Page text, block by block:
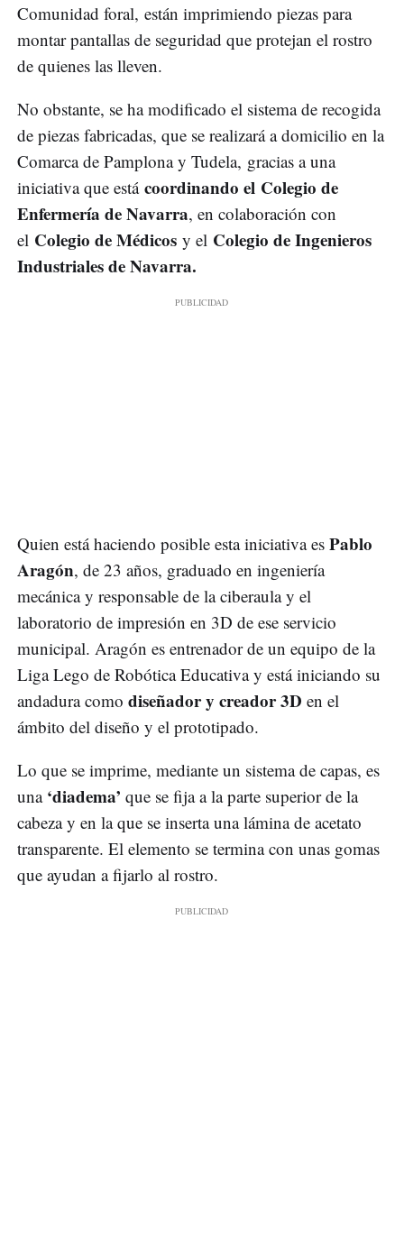
Comunidad foral, están imprimiendo piezas para
montar pantallas de seguridad que protejan el rostro
de quienes las lleven.
No obstante, se ha modificado el sistema de recogida
de piezas fabricadas, que se realizará a domicilio en la
Comarca de Pamplona y Tudela, gracias a una
iniciativa que está coordinando el Colegio de
Enfermería de Navarra, en colaboración con
el Colegio de Médicos y el Colegio de Ingenieros
Industriales de Navarra.
Quien está haciendo posible esta iniciativa es Pablo
Aragón, de 23 años, graduado en ingeniería
mecánica y responsable de la ciberaula y el
laboratorio de impresión en 3D de ese servicio
municipal. Aragón es entrenador de un equipo de la
Liga Lego de Robótica Educativa y está iniciando su
andadura como diseñador y creador 3D en el
ámbito del diseño y el prototipado.
Lo que se imprime, mediante un sistema de capas, es
una ‘diadema’ que se fija a la parte superior de la
cabeza y en la que se inserta una lámina de acetato
transparente. El elemento se termina con unas gomas
que ayudan a fijarlo al rostro.